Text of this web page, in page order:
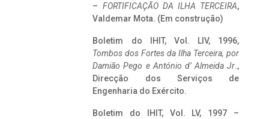
– FORTIFICAÇÃO DA ILHA TERCEIRA,
Valdemar Mota. (Em construção)
Boletim do IHIT, Vol. LIV, 1996,
Tombos dos Fortes da Ilha Terceira, por
Damião Pego e António d’ Almeida Jr.,
Direcção dos Serviços de
Engenharia do Exército.
Boletim do IHIT, Vol. LV, 1997 –